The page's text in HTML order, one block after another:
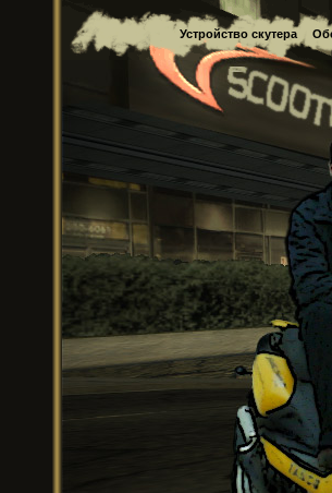
Устройство скутера